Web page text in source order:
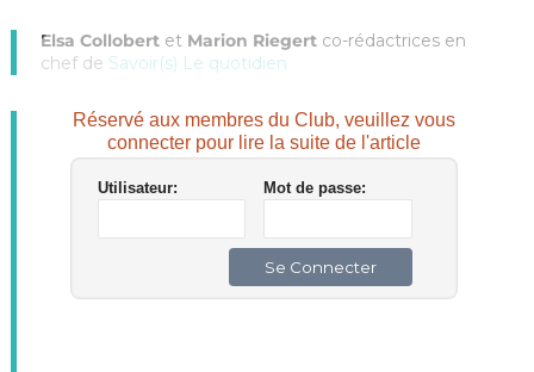
Elsa Collobertet Marion Riegertco-rédactrices en
chef de Savoir(s) Le quotidien
Réservé aux membres du Club, veuillez vous
connecter pour lire la suite de l'article
Utilisateur: Mot de passe: